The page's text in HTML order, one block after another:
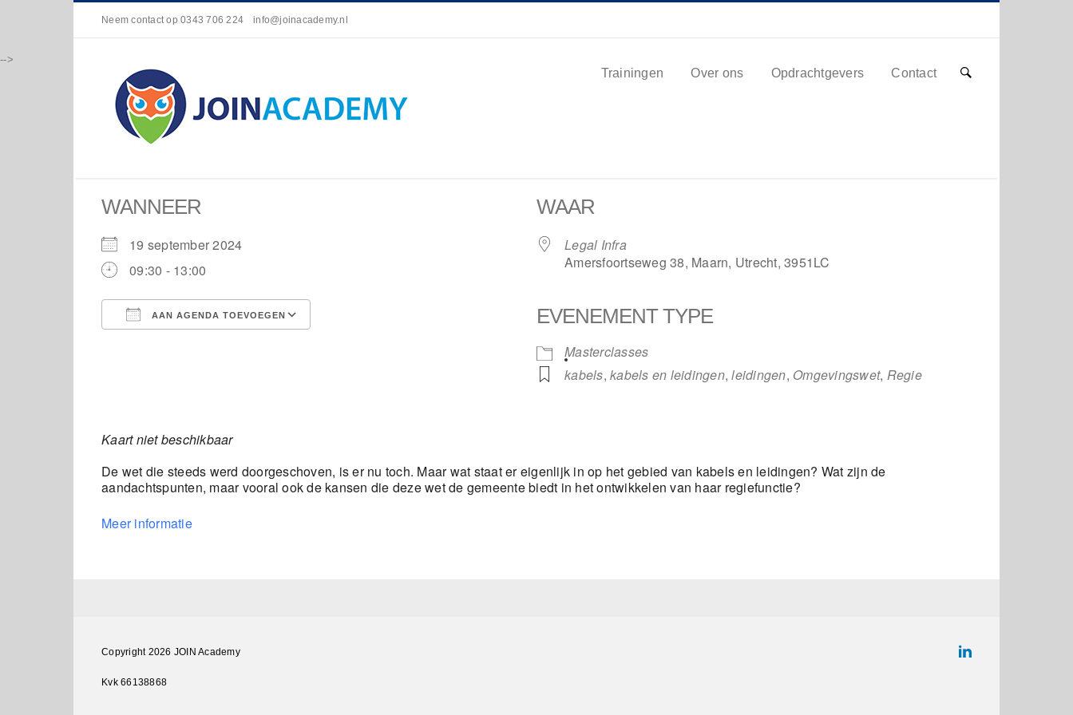
-->
Neem contact op 0343 706 224 info@joinacademy.nl
Trainingen Over ons Opdrachtgevers Contact
WANNEER
19 september 2024
09:30 - 13:00
AAN AGENDA TOEVOEGEN
iCalendar
WAAR
Legal Infra
Amersfoortseweg 38, Maarn, Utrecht, 3951LC
EVENEMENT TYPE
Masterclasses
kabels, kabels en leidingen,leidingen, Omgevingswet, Regie
Kaart niet beschikbaar
De wet die steeds werd doorgeschoven, is er nu toch. Maar wat staat er eigenlijk in op het gebied van kabels en leidingen? Wat zijn de
aandachtspunten, maar vooral ook de kansen die deze wet de gemeente biedt in het ontwikkelen van haar regiefunctie?
Meer informatie
Copyright 2026 JOIN Academy
Kvk 66138868